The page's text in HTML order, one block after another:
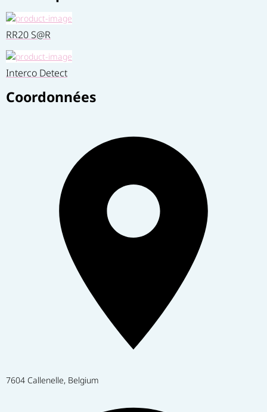
RR20 S@R
Interco Detect
Coordonnées
7604 Callenelle, Belgium